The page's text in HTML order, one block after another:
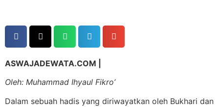
ASWAJADEWATA.COM |
Oleh: Muhammad Ihyaul Fikro’
Dalam sebuah hadis yang diriwayatkan oleh Bukhari dan